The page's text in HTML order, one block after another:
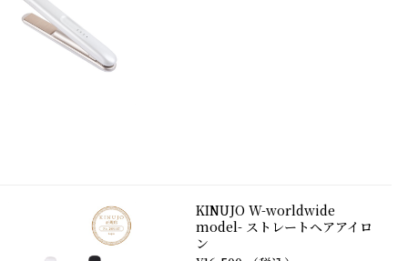
KINUJO W-worldwide
model- ストレートヘアアイロ
ン